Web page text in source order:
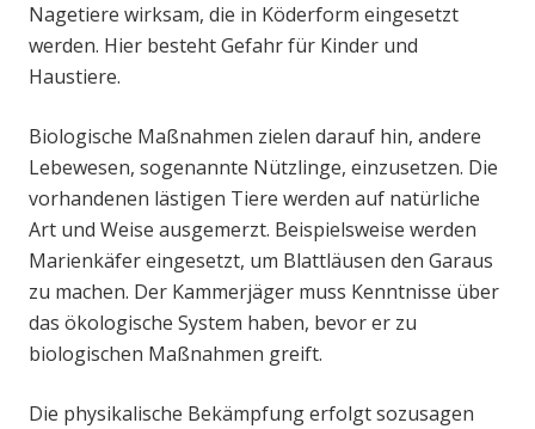
Nagetiere wirksam, die in Köderform eingesetzt
werden. Hier besteht Gefahr für Kinder und
Haustiere.
Biologische Maßnahmen zielen darauf hin, andere
Lebewesen, sogenannte Nützlinge, einzusetzen. Die
vorhandenen lästigen Tiere werden auf natürliche
Art und Weise ausgemerzt. Beispielsweise werden
Marienkäfer eingesetzt, um Blattläusen den Garaus
zu machen. Der Kammerjäger muss Kenntnisse über
das ökologische System haben, bevor er zu
biologischen Maßnahmen greift.
Die physikalische Bekämpfung erfolgt sozusagen